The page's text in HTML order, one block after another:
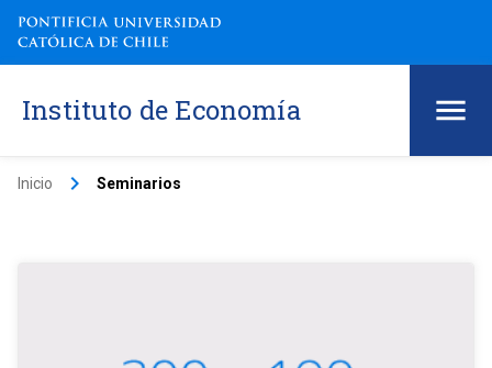
Instituto de Economía
Inicio keyboard_arrow_right Seminarios